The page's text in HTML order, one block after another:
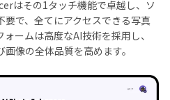
はその1タッチ機能で卓越し、ソ
要で、全てにアクセスできる写真
ームは高度なAI技術を採用し、
像の全体品質を高めます。